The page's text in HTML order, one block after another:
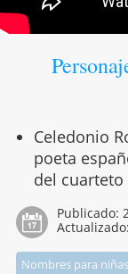
Celedonio
poeta
del cuarteto
Publicado:
Actualizado:
Nombres para niñas